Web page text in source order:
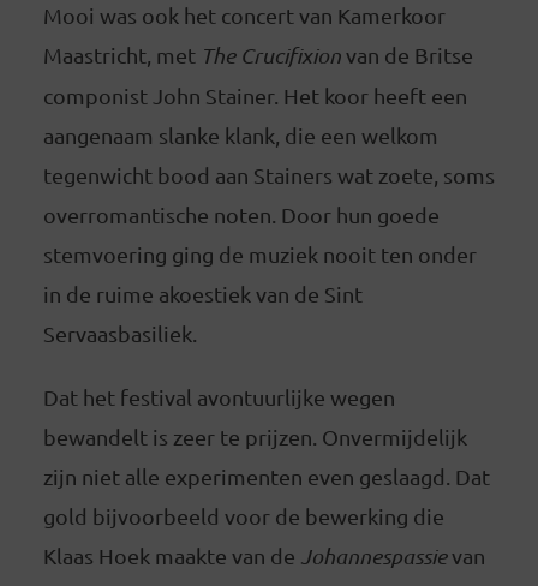
Mooi was ook het concert van Kamerkoor
Maastricht, met The Crucifixionvan de Britse
componist John Stainer. Het koor heeft een
aangenaam slanke klank, die een welkom
tegenwicht bood aan Stainers wat zoete, soms
overromantische noten. Door hun goede
stemvoering ging de muziek nooit ten onder
in de ruime akoestiek van de Sint
Servaasbasiliek.
Dat het festival avontuurlijke wegen
bewandelt is zeer te prijzen. Onvermijdelijk
zijn niet alle experimenten even geslaagd. Dat
gold bijvoorbeeld voor de bewerking die
Klaas Hoek maakte van de Johannespassievan